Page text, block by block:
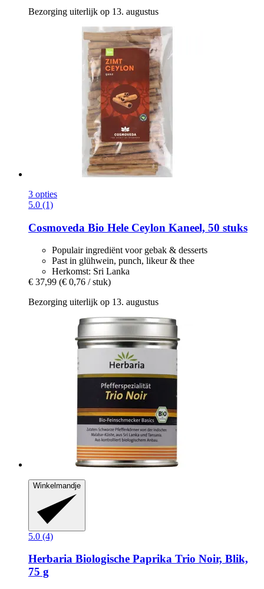
Bezorging uiterlijk op 13. augustus
3 opties
5.0 (1)
Cosmoveda Bio Hele Ceylon Kaneel, 50 stuks
Populair ingrediënt voor gebak & desserts
Past in glühwein, punch, likeur & thee
Herkomst: Sri Lanka
€ 37,99 (€ 0,76 / stuk)
Bezorging uiterlijk op 13. augustus
Winkelmandje
5.0 (4)
Herbaria Biologische Paprika Trio Noir, Blik,
75 g